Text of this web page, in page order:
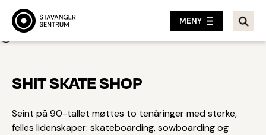
MENY
SHIT SKATE SHOP
Seint på 90-tallet møttes to tenåringer med sterke,
felles lidenskaper: skateboarding, sowboarding og